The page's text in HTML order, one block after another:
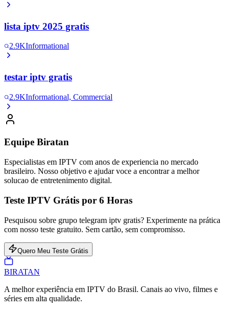
lista iptv 2025 gratis
2.9KInformational
testar iptv gratis
2.9KInformational, Commercial
Equipe Biratan
Especialistas em IPTV com anos de experiencia no mercado
brasileiro. Nosso objetivo e ajudar voce a encontrar a melhor
solucao de entretenimento digital.
Teste IPTV Grátis por 6 Horas
Pesquisou sobre grupo telegram iptv gratis? Experimente na prática
com nosso teste gratuito. Sem cartão, sem compromisso.
Quero Meu Teste Grátis
BIRATAN
A melhor experiência em IPTV do Brasil. Canais ao vivo, filmes e
séries em alta qualidade.